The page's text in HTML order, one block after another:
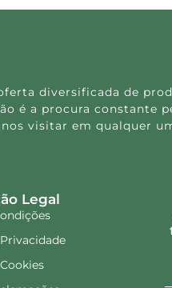
diversificada de
é a procura constante
visitar em qualquer
Legal